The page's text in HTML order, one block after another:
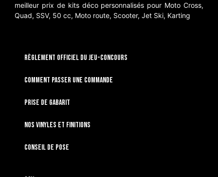
meilleur prix de kits déco personnalisés pour Moto Cross,
Quad, SSV, 50 cc, Moto route, Scooter, Jet Ski, Karting
RÈGLEMENT OFFICIEL DU JEU-CONCOURS
Comment passer une commande
Prise de gabarit
Nos vinyles et finitions
Conseil de pose